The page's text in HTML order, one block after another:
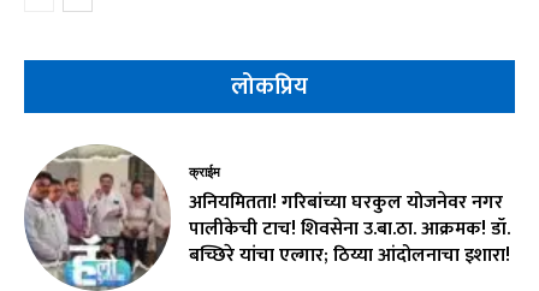
लोकप्रिय
क्राईम
अनियमितता! गरिबांच्या घरकुल योजनेवर नगर
पालीकेची टाच! शिवसेना उ.बा.ठा. आक्रमक! डॉ.
बच्छिरे यांचा एल्गार; ठिय्या आंदोलनाचा इशारा!